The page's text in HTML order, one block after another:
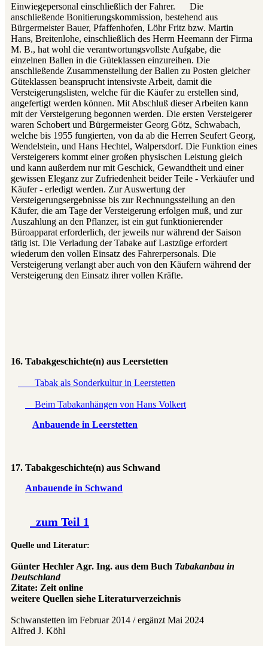
Einwiegepersonal einschließlich der Fahrer.
Die
anschließende Bonitierungskommission, bestehend aus
Bürgermeister Bauer, Pfaffenhofen, Löhr Fritz bzw. Martin
Hans, Breitenlohe, einschließlich des Herrn Heemann der Firma
M. B., hat wohl die verantwortungsvollste Aufgabe, die
einzelnen Ballen in die Güteklassen einzureihen. Die
anschließende Zusammenstellung der Ballen zu Posten gleicher
Güteklassen beansprucht intensivste Arbeit, damit die
Versteigerungslisten, welche für die Käufer zu erstellen sind,
angefertigt werden können. Mit Abschluß dieser Arbeiten kann
mit der Versteigerung begonnen werden. Die ersten Versteigerer
waren Schobert und Bürgermeister Georg Götz, Schwabach,
welche bis 1955 fungierten, von da ab die Herren Seufert Georg,
Wendelstein, und Hans Hechtel, Walpersdorf. Die Funktion eines
Versteigerers kommt einer großen physischen Leistung gleich
und kann außerdem nur mit Geschick, Gewandtheit und einer
gewissen Eleganz zur Zufriedenheit beider Teile - Verkäufer und
Käufer - erledigt werden. Zur Auswertung der
Versteigerungsergebnisse bis zur Rechnungsstellung an den
Käufer, die am Tage der Versteigerung erfolgen muß, und zur
Auszahlung an den Pflanzer, ist ein gut funktionierender
Büroapparat erforderlich, der jeweils nur während der Saison
tätig ist. Die Verladung der Tabake auf Lastzüge erfordert
wiederum den vollen Einsatz des Fahrerpersonals. Die
Versteigerung verlangt aber auch von den Käufern während der
Versteigerung den Einsatz ihrer vollen Kräfte.
16. Tabakgeschichte(n) aus Leerstetten
Tabak als Sonderkultur in Leerstetten
Beim Tabakanhängen von Hans Volkert
Anbauende in Leerstetten
17. Tabakgeschichte(n) aus Schwand
Anbauende in Schwand
zum Teil 1
Quelle und Literatur:
Günter Hechler Agr. Ing. aus dem Buch Tabakanbau in
Deutschland
Zitate: Zeit online
weitere Quellen siehe Literaturverzeichnis
Schwanstetten im Februar 2014 / ergänzt Mai 2024
Alfred J. Köhl